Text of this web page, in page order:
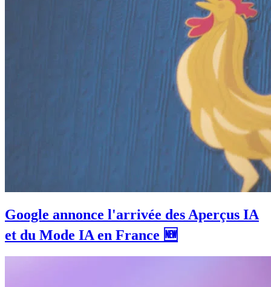
Google annonce l'arrivée des Aperçus IA
et du Mode IA en France 🆕